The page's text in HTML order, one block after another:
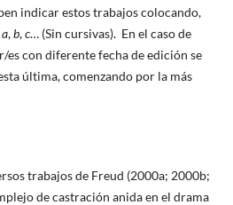
indicar estos trabajos colocando,
a,b,c… (Sin cursivas). En el caso de
con diferente fecha de edición se
última, comenzando por la más
trabajos de Freud (2000a; 2000b;
de castración anida en el drama